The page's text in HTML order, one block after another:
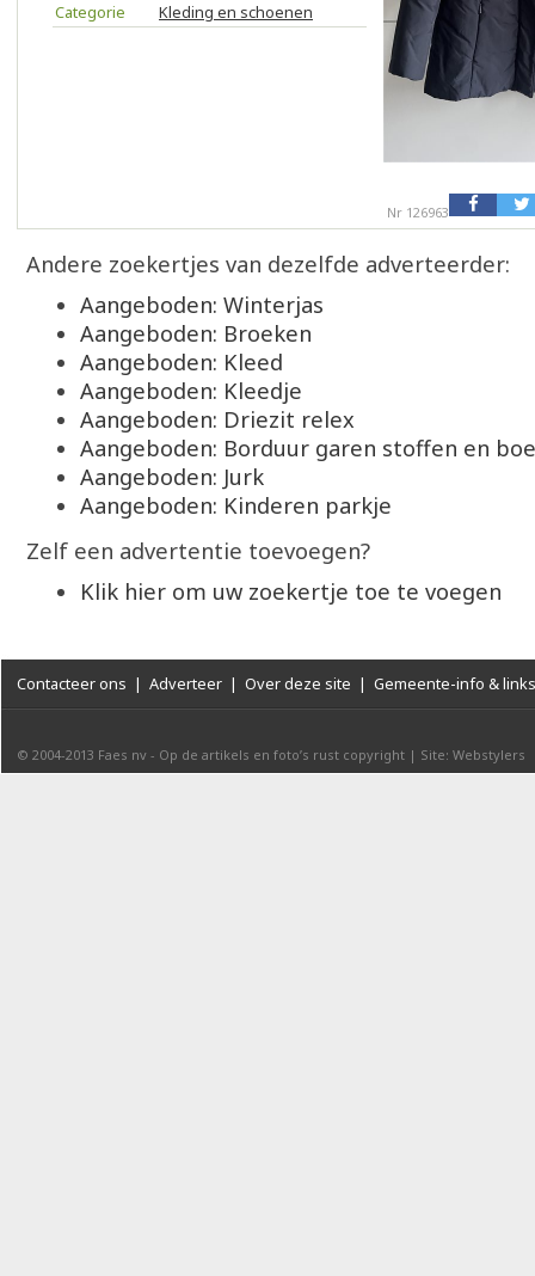
Categorie
Kleding en schoenen
Nr 126963
Andere zoekertjes van dezelfde adverteerder:
Aangeboden: Winterjas
Aangeboden: Broeken
Aangeboden: Kleed
Aangeboden: Kleedje
Aangeboden: Driezit relex
Aangeboden: Borduur garen stoffen en
Aangeboden: Jurk
Aangeboden: Kinderen parkje
Zelf een advertentie toevoegen?
Klik hier om uw zoekertje toe te voegen
Contacteer ons | Adverteer | Over deze site | Gemeente-info & links
© 2004-2013 Faes nv - Op de artikels en foto’s rust copyright | Site: Webstylers